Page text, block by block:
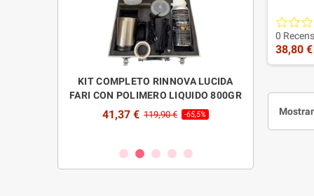
KIT COMPLETO RINNOVA LUCIDA
FARI CON POLIMERO LIQUIDO 800GR
41,37 € 119,90 € -65,5%
800GR
26,00
più
Xenon
Fuzion: 2
0
38,80 €